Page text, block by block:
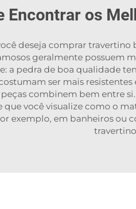
Encontrar os
deseja comprar
geralmente possuem
a pedra de boa qualidade
ser mais
peças combinem bem entre
que você visualize como o
exemplo, em banheiros ou